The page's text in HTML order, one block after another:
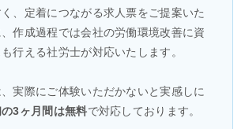
、定着につながる求人票をご提案いた
作成過程では会社の労働環境改善に資
行える社労士が対応いたします。
実際にご体験いただかないと実感しに
3ヶ月間は無料で対応しております。